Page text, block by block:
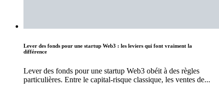
Lever des fonds pour une startup Web3 : les leviers qui font vraiment la
différence
Lever des fonds pour une startup Web3 obéit à des règles
particulières. Entre le capital-risque classique, les ventes de...